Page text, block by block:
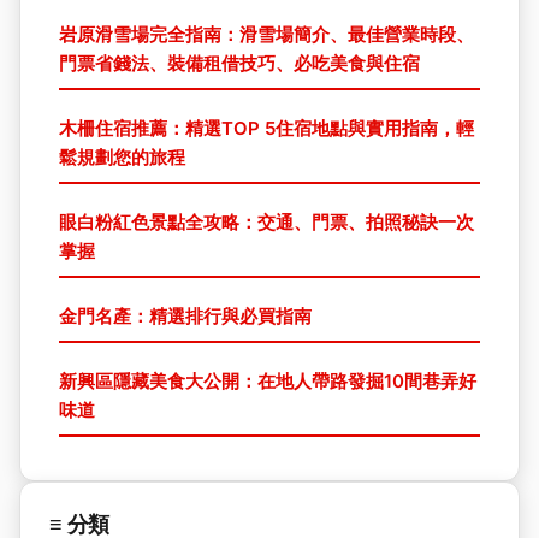
岩原滑雪場完全指南：滑雪場簡介、最佳營業時段、
門票省錢法、裝備租借技巧、必吃美食與住宿
木柵住宿推薦：精選TOP 5住宿地點與實用指南，輕
鬆規劃您的旅程
眼白粉紅色景點全攻略：交通、門票、拍照秘訣一次
掌握
金門名產：精選排行與必買指南
新興區隱藏美食大公開：在地人帶路發掘10間巷弄好
味道
≡ 分類